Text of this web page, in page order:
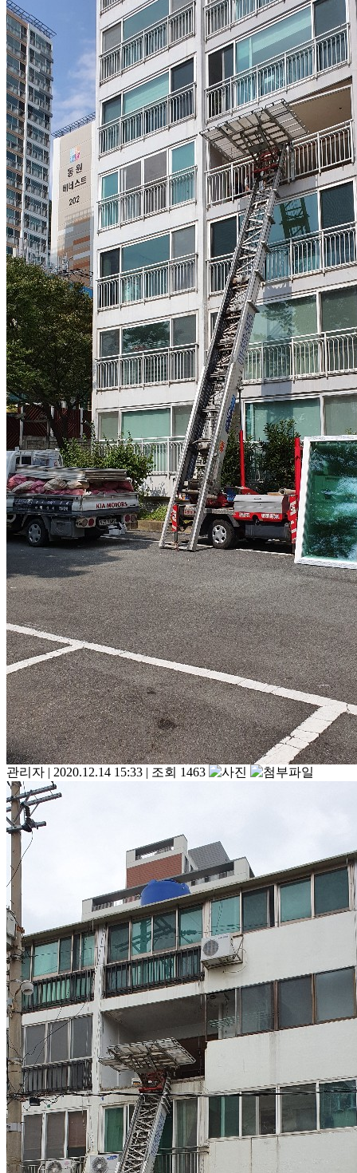
관리자 | 2020.12.14 15:33 | 조회 1463